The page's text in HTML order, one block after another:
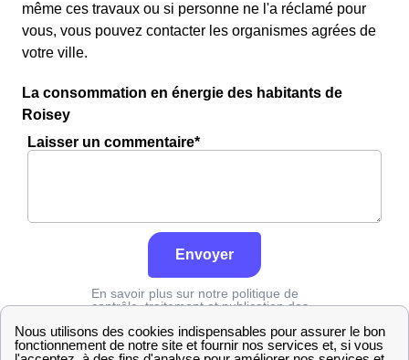
même ces travaux ou si personne ne l'a réclamé pour
vous, vous pouvez contacter les organismes agrées de
votre ville.
La consommation en énergie des habitants de
Roisey
Laisser un commentaire*
Envoyer
En savoir plus sur notre politique de
contrôle, traitement et publication des